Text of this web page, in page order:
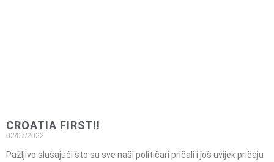
CROATIA FIRST!!
02/07/2022
Pažljivo slušajući što su sve naši političari pričali i još uvijek pričaju